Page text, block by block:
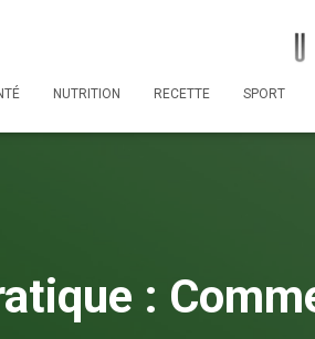
NUTRITION RECETTE SPORT
: